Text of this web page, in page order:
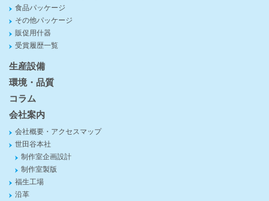
食品パッケージ
その他パッケージ
販促用什器
受賞履歴一覧
生産設備
環境・品質
コラム
会社案内
会社概要・アクセスマップ
世田谷本社
制作室企画設計
制作室製版
福生工場
沿革